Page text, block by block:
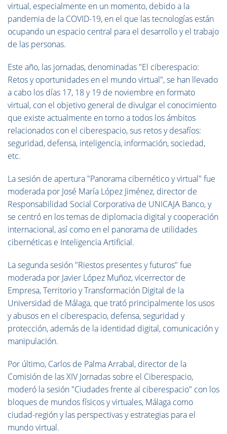
virtual, especialmente en un momento, debido a la
pandemia de la COVID-19, en el que las tecnologías están
ocupando un espacio central para el desarrollo y el trabajo
de las personas.
Este año, las jornadas, denominadas "El ciberespacio:
Retos y oportunidades en el mundo virtual", se han llevado
a cabo los días 17, 18 y 19 de noviembre en formato
virtual, con el objetivo general de divulgar el conocimiento
que existe actualmente en torno a todos los ámbitos
relacionados con el ciberespacio, sus retos y desafíos:
seguridad, defensa, inteligencia, información, sociedad,
etc.
La sesión de apertura "Panorama cibernético y virtual" fue
moderada por José María López Jiménez, director de
Responsabilidad Social Corporativa de UNICAJA Banco, y
se centró en los temas de diplomacia digital y cooperación
internacional, así como en el panorama de utilidades
cibernéticas e Inteligencia Artificial.
La segunda sesión "Riestos presentes y futuros" fue
moderada por Javier López Muñoz, vicerrector de
Empresa, Territorio y Transformación Digital de la
Universidad de Málaga, que trató principalmente los usos
y abusos en el ciberespacio, defensa, seguridad y
protección, además de la identidad digital, comunicación y
manipulación.
Por último, Carlos de Palma Arrabal, director de la
Comisión de las XIV Jornadas sobre el Ciberespacio,
moderó la sesión "Ciudades frente al ciberespacio" con los
bloques de mundos físicos y virtuales, Málaga como
ciudad-región y las perspectivas y estrategias para el
mundo virtual.